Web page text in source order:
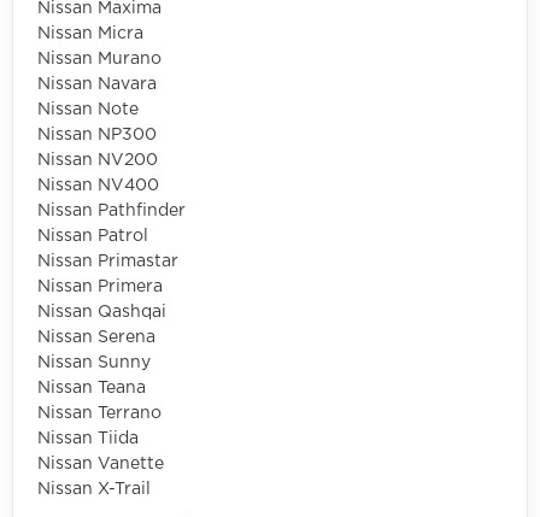
Nissan Maxima
Nissan Micra
Nissan Murano
Nissan Navara
Nissan Note
Nissan NP300
Nissan NV200
Nissan NV400
Nissan Pathfinder
Nissan Patrol
Nissan Primastar
Nissan Primera
Nissan Qashqai
Nissan Serena
Nissan Sunny
Nissan Teana
Nissan Terrano
Nissan Tiida
Nissan Vanette
Nissan X-Trail